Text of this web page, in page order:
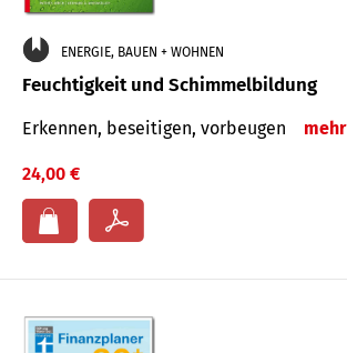
ENERGIE, BAUEN + WOHNEN
Feuchtigkeit und Schimmelbildung
Erkennen, beseitigen, vorbeugen mehr
24,00 €